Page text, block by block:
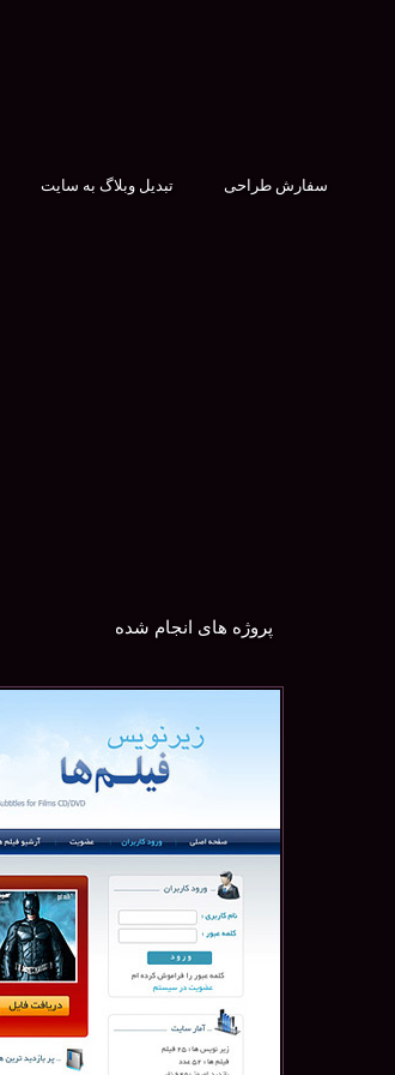
تبدیل وبلاگ به سایت سفارش طراحی
پروژه های انجام شده